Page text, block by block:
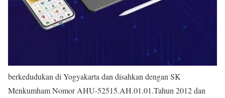
berkedudukan di Yogyakarta dan disahkan dengan SK
Menkumham Nomor AHU-52515.AH.01.01.Tahun 2012 dan